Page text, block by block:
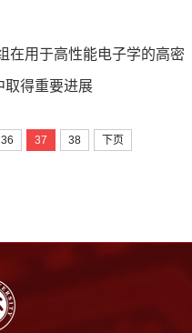
在用于高性能电子学的高密
取得重要进展
36 37 38 下页